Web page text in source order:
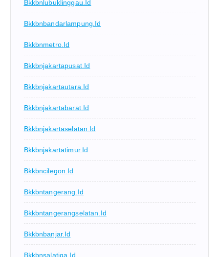
Bkkbnlubuklinggau.id
Bkkbnbandarlampung.id
Bkkbnmetro.id
Bkkbnjakartapusat.id
Bkkbnjakartautara.id
Bkkbnjakartabarat.id
Bkkbnjakartaselatan.id
Bkkbnjakartatimur.id
Bkkbncilegon.id
Bkkbntangerang.id
Bkkbntangerangselatan.id
Bkkbnbanjar.id
Bkkbnsalatiga.id